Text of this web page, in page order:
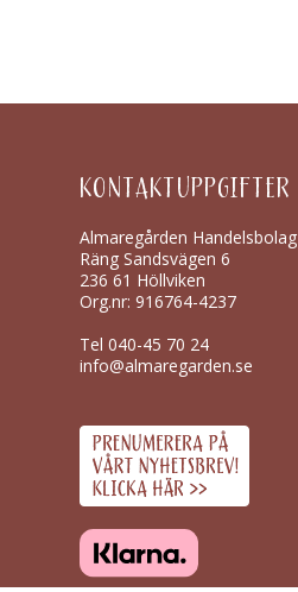
KONTAKTUPPGIFTER
Almaregården Handelsbolag
Räng Sandsvägen 6
236 61 Höllviken
Org.nr: 916764-4237
Tel040-45 70 24
info@almaregarden.se